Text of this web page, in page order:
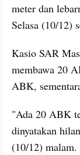
meter dan
Selasa (10/12)
Kasio SAR
membawa 20
ABK,
"Ada 20 ABK
dinyatakan
(10/12) malam.